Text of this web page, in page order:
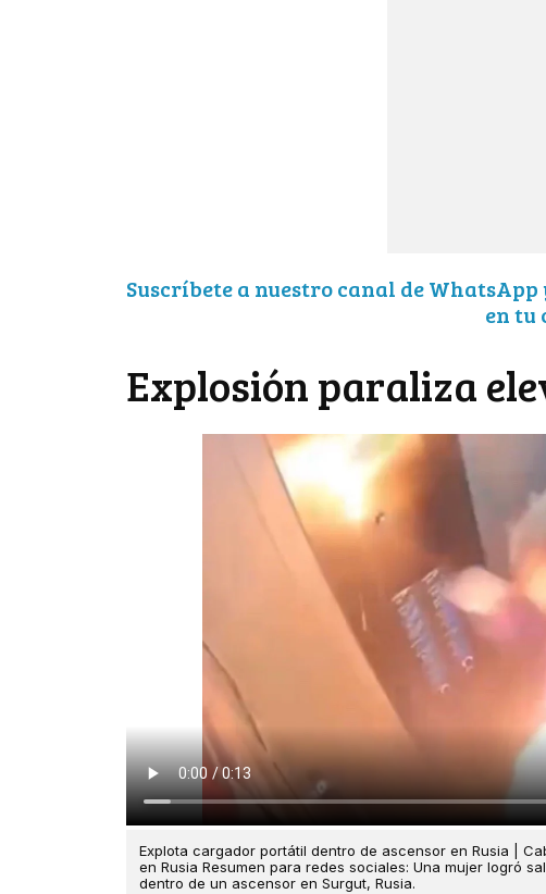
Suscríbete a nuestro canal de
en tu
Explosión paraliza
Explota cargador portátil dentro de ascensor en Rusia |
en Rusia Resumen para redes sociales: Una mujer logró
dentro de un ascensor en Surgut, Rusia.